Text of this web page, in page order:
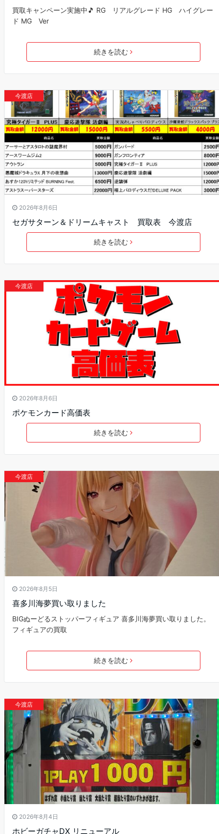
買取キャンペーン実施中🎵 RG リアルグレード HG ハイグレー
ド MG Ver
続きを読む
今渡店
2026年8月6日
セガサターン＆ドリームキャスト 買取表 今渡店
続きを読む
今渡店
2026年8月6日
ポケモンカード高価表
続きを読む
今渡店
2026年8月5日
喜多川海夢買い取りました
BIGぬーどるストッパーフィギュア 喜多川海夢買い取りました。
フィギュアの買取
続きを読む
今渡店
2026年8月4日
ホビーガチャDX リニューアル